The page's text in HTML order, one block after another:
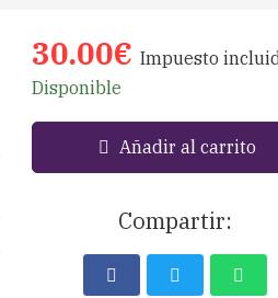
30.00€ Impuesto
Disponible
Añadir al carrito
Compartir: